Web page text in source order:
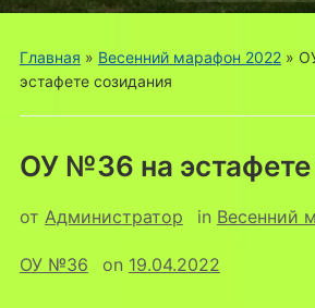
меню
Главная » Весенний марафон 2022»
эстафете созидания
ОУ №36 на эстафете
от Администратор in Весенний
ОУ №36 on 19.04.2022